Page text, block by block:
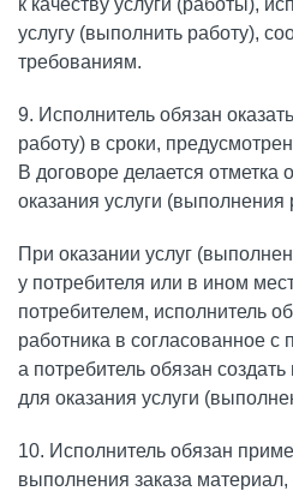
к качеству услуги (работы),
услугу (выполнить работу),
требованиям.
9. Исполнитель обязан
работу) в сроки,
В договоре делается отметка
оказания услуги (выполнения
При оказании услуг
у потребителя или в ином
потребителем, исполнитель
работника в согласованное с
а потребитель обязан
для оказания услуги
10. Исполнитель обязан
выполнения заказа материал,